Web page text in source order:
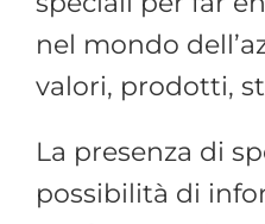
nel mondo
valori, prodotti,
La presenza di
possibilità di